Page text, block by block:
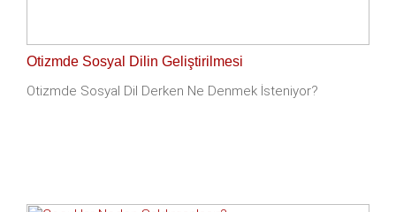
Otizmde Sosyal Dilin Geliştirilmesi
Otizmde Sosyal Dil Derken Ne Denmek İsteniyor?